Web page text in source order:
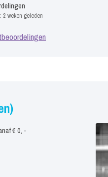
2 weken geleden
€ 0, -